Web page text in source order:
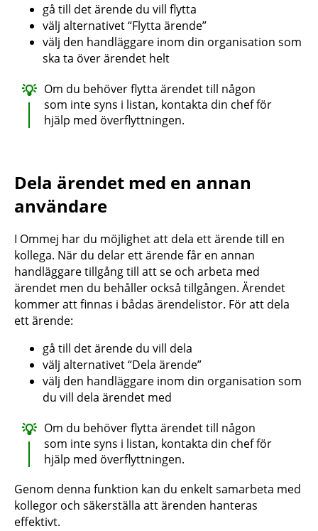
gå till det ärende du vill flytta
välj alternativet “Flytta ärende”
välj den handläggare inom din organisation som
ska ta över ärendet helt
Om du behöver flytta ärendet till någon
som inte syns i listan, kontakta din chef för
hjälp med överflyttningen.
Dela ärendet med en annan
användare
I Ommej har du möjlighet att dela ett ärende till en
kollega. När du delar ett ärende får en annan
handläggare tillgång till att se och arbeta med
ärendet men du behåller också tillgången. Ärendet
kommer att finnas i bådas ärendelistor. För att dela
ett ärende:
gå till det ärende du vill dela
välj alternativet “Dela ärende”
välj den handläggare inom din organisation som
du vill dela ärendet med
Om du behöver flytta ärendet till någon
som inte syns i listan, kontakta din chef för
hjälp med överflyttningen.
Genom denna funktion kan du enkelt samarbeta med
kollegor och säkerställa att ärenden hanteras
effektivt.